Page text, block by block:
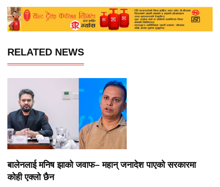
RELATED NEWS
बालेनलाई मनिष झाको जवाफ– महान् जनादेश पाएको सरकारमा
कोही एक्लो छैन